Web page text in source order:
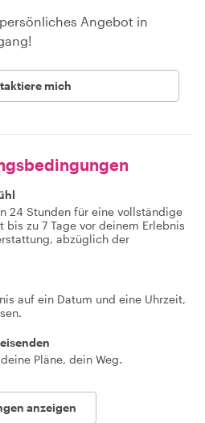
Angebot in
mich
24 Stunden für eine vollständige
bis zu 7 Tage vor deinem Erlebnis
abzüglich der
auf ein Datum und eine Uhrzeit,
Pläne, dein Weg.
anzeigen